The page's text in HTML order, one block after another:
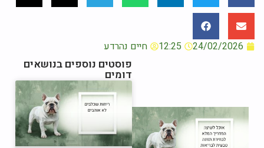
24/02/2026
12:25 חיים נהרדע
פוסטים נוספים בנושאים
דומים